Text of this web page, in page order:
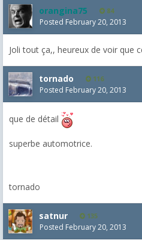
orangina75 84
Posted February 20, 2013
Joli tout ça,, heureux de voir que
tornado 116
Posted February 20, 2013
que de détail
superbe automotrice.
tornado
satnur 135
Posted February 20, 2013